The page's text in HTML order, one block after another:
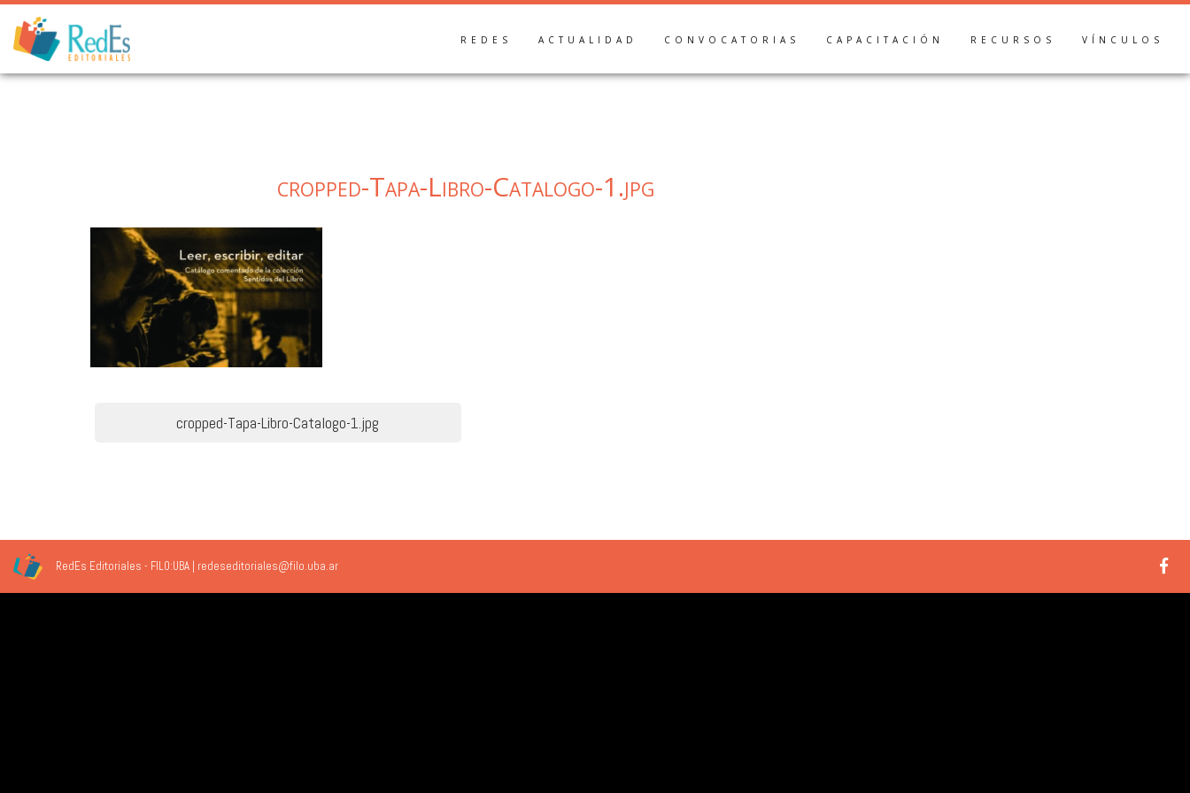
Skip
content
REDES ACTUALIDAD CONVOCATORIAS CAPACITACIÓN RECURSOS VÍNCULOS
cropped-Tapa-Libro-Catalogo-1.jpg
Navegación
cropped-Tapa-Libro-Catalogo-1.jpg
RedEs Editoriales - FILO:UBA | redeseditoriales@filo.uba.ar